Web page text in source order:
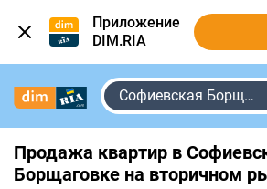
Приложение
DIM.RIA
Софиевская Борщаговка
Продажа квартир в
Борщаговке на вторичном